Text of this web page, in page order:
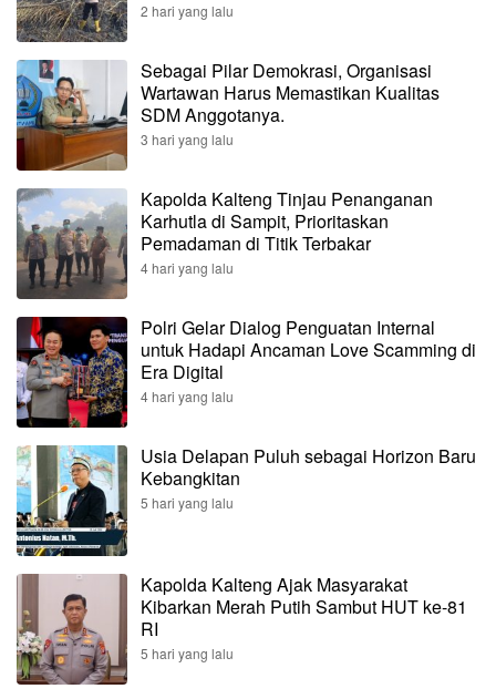
2 hari yang lalu
Sebagai Pilar Demokrasi, Organisasi
Wartawan Harus Memastikan Kualitas
SDM Anggotanya.
3 hari yang lalu
Kapolda Kalteng Tinjau Penanganan
Karhutla di Sampit, Prioritaskan
Pemadaman di Titik Terbakar
4 hari yang lalu
Polri Gelar Dialog Penguatan Internal
untuk Hadapi Ancaman Love Scamming di
Era Digital
4 hari yang lalu
Usia Delapan Puluh sebagai Horizon Baru
Kebangkitan
5 hari yang lalu
Kapolda Kalteng Ajak Masyarakat
Kibarkan Merah Putih Sambut HUT ke-81
RI
5 hari yang lalu